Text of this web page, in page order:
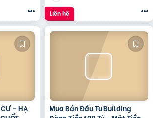
Liên hệ
– HẠ
Mua Bán Đầu Tư Building